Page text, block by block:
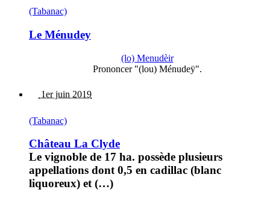
(Tabanac)
Le Ménudey
(lo) Menudèir
Prononcer "(lou) Ménudeÿ".
1er juin 2019
(Tabanac)
Château La Clyde
Le vignoble de 17 ha. possède plusieurs
appellations dont 0,5 en cadillac (blanc
liquoreux) et (…)